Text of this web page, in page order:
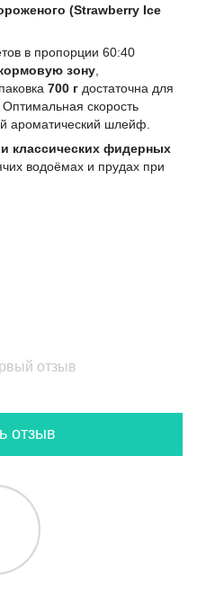
(Strawberry Ice
в пропорции 60:40
зону
700 г достаточна для
скорость
ароматический шлейф.
классических фидерных
водоёмах и прудах при
отзыв
отзыв